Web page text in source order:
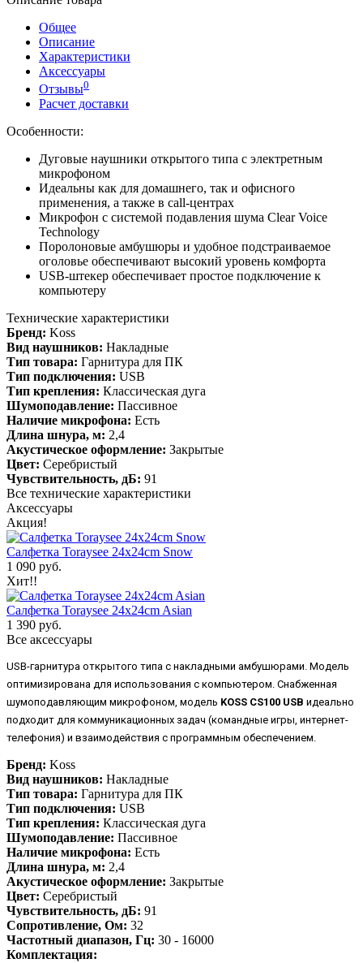
Общее
Описание
Характеристики
Аксессуары
Отзывы0
Расчет доставки
Особенности:
Дуговые наушники открытого типа с электретным
микрофоном
Идеальны как для домашнего, так и офисного
применения, а также в call-центрах
Микрофон с системой подавления шума Clear Voice
Technology
Поролоновые амбушюры и удобное подстраиваемое
оголовье обеспечивают высокий уровень комфорта
USB-штекер обеспечивает простое подключение к
компьютеру
Технические характеристики
Бренд: Koss
Вид наушников: Накладные
Тип товара: Гарнитура для ПК
Тип подключения: USB
Тип крепления: Классическая дуга
Шумоподавление: Пассивное
Наличие микрофона: Есть
Длина шнура, м: 2,4
Акустическое оформление: Закрытые
Цвет: Серебристый
Чувствительность, дБ: 91
Все технические характеристики
Аксессуары
Акция!
Салфетка Toraysee 24x24cm Snow
1 090 руб.
Хит!!
Салфетка Toraysee 24x24cm Asian
1 390 руб.
Все аксессуары
USB-гарнитура открытого типа с накладными амбушюрами. Модель
оптимизирована для использования с компьютером. Снабженная
шумоподавляющим микрофоном, модель KOSS CS100 USB идеально
подходит для коммуникационных задач (командные игры, интернет-
телефония) и взаимодействия с программным обеспечением.
Бренд: Koss
Вид наушников: Накладные
Тип товара: Гарнитура для ПК
Тип подключения: USB
Тип крепления: Классическая дуга
Шумоподавление: Пассивное
Наличие микрофона: Есть
Длина шнура, м: 2,4
Акустическое оформление: Закрытые
Цвет: Серебристый
Чувствительность, дБ: 91
Сопротивление, Ом: 32
Частотный диапазон, Гц: 30 - 16000
Комплектация: